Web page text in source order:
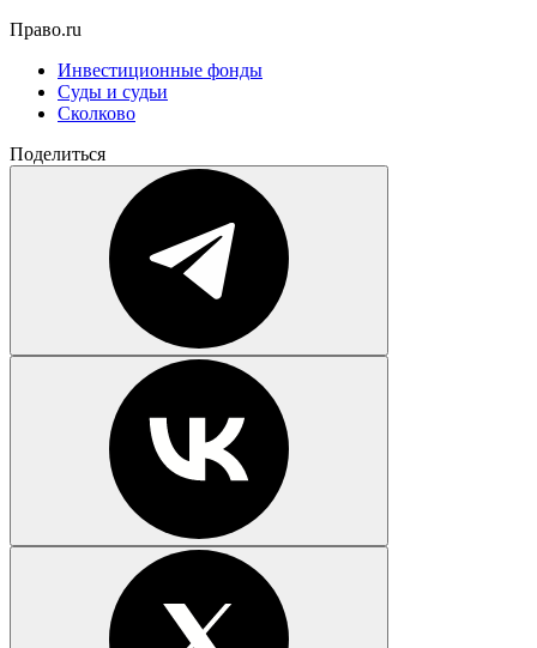
Право.ru
Инвестиционные фонды
Суды и судьи
Сколково
Поделиться